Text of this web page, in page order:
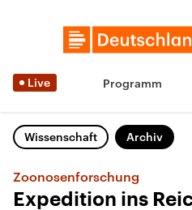
Live Programm
Wissenschaft Archiv
Zoonosenforschung
Expedition ins